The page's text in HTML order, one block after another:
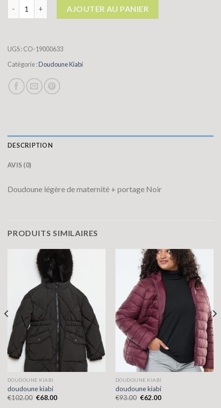
AJOUTER AU PANIER
UGS :CO-19000633
Catégorie :Doudoune Kiabi
DESCRIPTION
AVIS (0)
Doudoune légère de maternité + portage Noir
PRODUITS SIMILAIRES
DOUDOUNE KIABI
doudoune kiabi
€102.00 €68.00
DOUDOUNE KIABI
doudoune kiabi
€93.00 €62.00